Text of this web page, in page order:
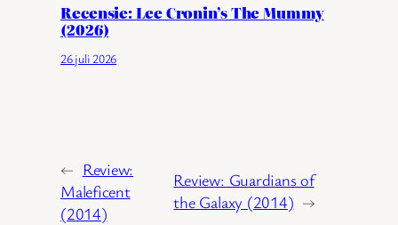
Recensie: Lee Cronin’s The Mummy
(2026)
26 juli 2026
← Review:
Maleficent
(2014)
Review: Guardians of
the Galaxy (2014) →